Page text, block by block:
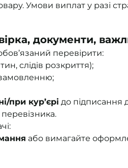
Умови виплат у разі
документи,
перевірити:
слідів розкриття);
замовленню;
при кур’єрі до підписання
або вимагайте